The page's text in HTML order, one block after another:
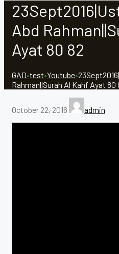
Abd
Ayat 80 82
GAD•test•Youtube•
Rahman||Surah Al Kahf Ayat 80
October 22, 2016 admin